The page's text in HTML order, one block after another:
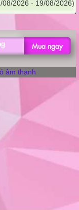
08/2026 - 19/08/2026)
Mua ngay
âm thanh